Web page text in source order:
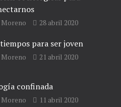
28 abril 2020
para ser joven
21 abril 2020
confinada
11 abril 2020